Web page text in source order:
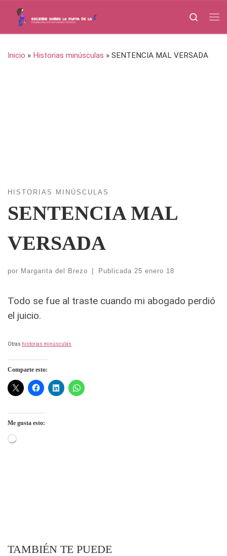
Saltar al contenido
Search
Inicio » Historias minúsculas » SENTENCIA MAL VERSADA
HISTORIAS MINÚSCULAS
SENTENCIA MAL
VERSADA
por Margarita del Brezo | Publicada 25 enero 18
Todo se fue al traste cuando mi abogado perdió
el juicio.
Otras historias minúsculas
Comparte esto:
Me gusta esto:
Cargando...
TAMBIÉN TE PUEDE